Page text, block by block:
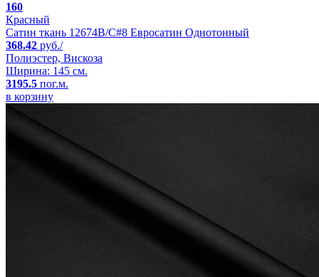
160
Красный
Сатин ткань 12674B/C#8 Евросатин Однотонный
368.42 руб./
Полиэстер, Вискоза
Ширина: 145 см.
3195.5 пог.м.
в корзину